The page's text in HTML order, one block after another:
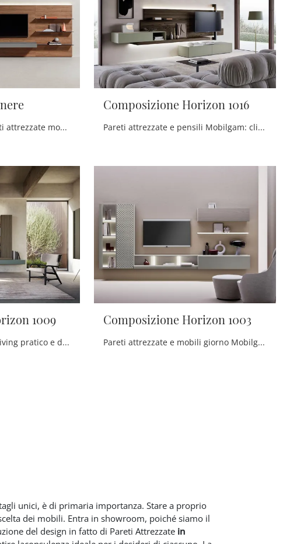
Se cerchi pensili e pareti attrezzate moderne, opta per il modello People laccato Cenere di Pianca: clicca e ottieni informazioni!
Composizione Horizon 1016
Pareti attrezzate e pensili Mobilgam: clicca e scopri il modello Composizione Horizon 1016 e potrai completare stanze moderne di ogni tipo.
1009
Se vuoi completare un living pratico e dinamico dalle linee moderne, ti offriamo la parete attrezzata Composizione Horizon 1009 Mobilgam.
Composizione Horizon 1003
Pareti attrezzate e mobili giorno Mobilgam: clicca e scopri il modello Composizione Horizon 1003 e potrai valorizzare stanze moderne di ogni tipo.
unici, è di primaria importanza. Stare a proprio
dei mobili. Entra in showroom, poiché siamo il
del design in fatto di Pareti Attrezzate in